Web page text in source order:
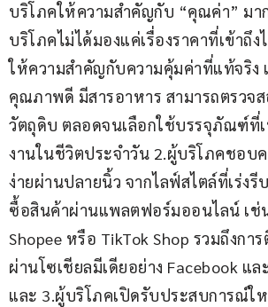
บริโภคให้ความสำคัญกับ “คุณค่า” มา
บริโภคไม่ได้มองแค่เรื่องราคาที่เข้าถึ
ให้ความสำคัญกับความคุ้มค่าที่แท้จริง
คุณภาพดี มีสารอาหาร สามารถตรวจ
วัตถุดิบ ตลอดจนเลือกใช้บรรจุภัณฑ์ที่
งานในชีวิตประจำวัน 2.ผู้บริโภคชอบค
ง่ายผ่านปลายนิ้ว จากไลฟ์สไตล์ที่เร่ง
ซื้อสินค้าผ่านแพลตฟอร์มออนไลน์ เช่
Shopee หรือ TikTok Shop รวมถึงกา
ผ่านโซเชียลมีเดียอย่าง Facebook แ
และ 3.ผู้บริโภคเปิดรับประสบการณ์ใ